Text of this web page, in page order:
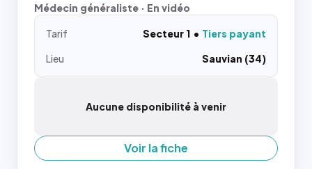
Médecin généraliste · En vidéo
Tarif Secteur 1
Tiers payant
Lieu
Sauvian (34)
Aucune disponibilité à venir
Voir la fiche